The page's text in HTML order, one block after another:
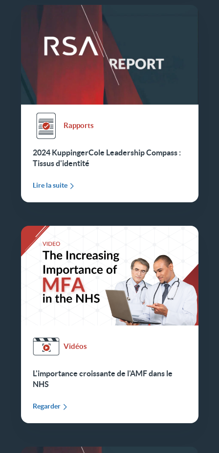
Rapports
2024 KuppingerCole Leadership Compass :
Tissus d'identité
Lire la suite
Vidéos
L'importance croissante de l'AMF dans le
NHS
Regarder